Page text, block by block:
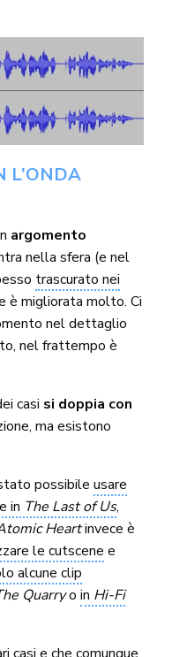
L’ONDA
argomento
nella sfera (e nel
trascurato nei
è migliorata molto. Ci
nel dettaglio
nel frattempo è
casi si doppia con
ma esistono
possibileusare
in The Last of Us,
Heartinvece è
le cutscene e
alcune clip
Quarryoin Hi-Fi
casi e che comunque